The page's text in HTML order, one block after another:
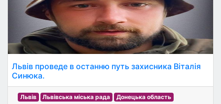
Львів проведе в останню путь захисника Віталія
Синюка.
Львів Львівська міська рада Донецька область